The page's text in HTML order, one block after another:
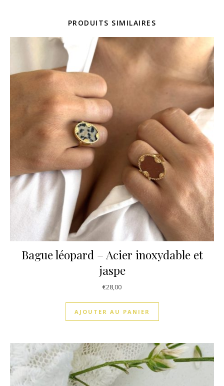
PRODUITS SIMILAIRES
Bague léopard – Acier inoxydable et
jaspe
€28,00
AJOUTER AU PANIER